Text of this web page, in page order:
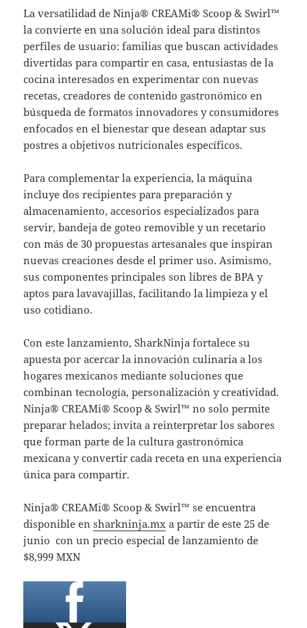
La versatilidad de Ninja® CREAMi® Scoop & Swirl™
la convierte en una solución ideal para distintos
perfiles de usuario: familias que buscan actividades
divertidas para compartir en casa, entusiastas de la
cocina interesados en experimentar con nuevas
recetas, creadores de contenido gastronómico en
búsqueda de formatos innovadores y consumidores
enfocados en el bienestar que desean adaptar sus
postres a objetivos nutricionales específicos.
Para complementar la experiencia, la máquina
incluye dos recipientes para preparación y
almacenamiento, accesorios especializados para
servir, bandeja de goteo removible y un recetario
con más de 30 propuestas artesanales que inspiran
nuevas creaciones desde el primer uso. Asimismo,
sus componentes principales son libres de BPA y
aptos para lavavajillas, facilitando la limpieza y el
uso cotidiano.
Con este lanzamiento, SharkNinja fortalece su
apuesta por acercar la innovación culinaria a los
hogares mexicanos mediante soluciones que
combinan tecnología, personalización y creatividad.
Ninja® CREAMi® Scoop & Swirl™ no solo permite
preparar helados; invita a reinterpretar los sabores
que forman parte de la cultura gastronómica
mexicana y convertir cada receta en una experiencia
única para compartir.
Ninja® CREAMi® Scoop & Swirl™ se encuentra
disponible ensharkninja.mx a partir de este 25 de
junio con un precio especial de lanzamiento de
$8,999 MXN